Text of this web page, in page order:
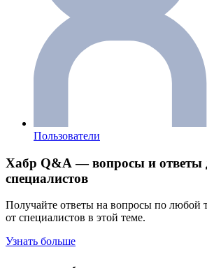
Пользователи
Хабр Q&A — вопросы и ответы
специалистов
Получайте ответы на вопросы по любой
от специалистов в этой теме.
Узнать больше